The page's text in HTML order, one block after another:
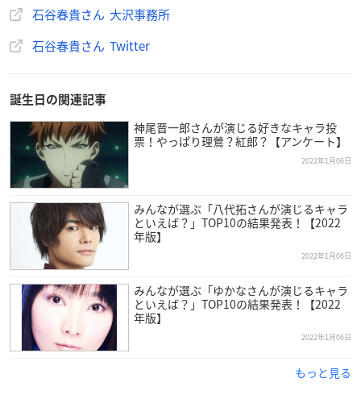
石谷春貴さん 大沢事務所
石谷春貴さん Twitter
誕生日の関連記事
神尾晋一郎さんが演じる好きなキャラ投
票！やっぱり理鶯？紅郎？【アンケート】
2022年1月06日
みんなが選ぶ「八代拓さんが演じるキャラ
といえば？」TOP10の結果発表！【2022
年版】
2022年1月06日
みんなが選ぶ「ゆかなさんが演じるキャラ
といえば？」TOP10の結果発表！【2022
年版】
2022年1月06日
もっと見る